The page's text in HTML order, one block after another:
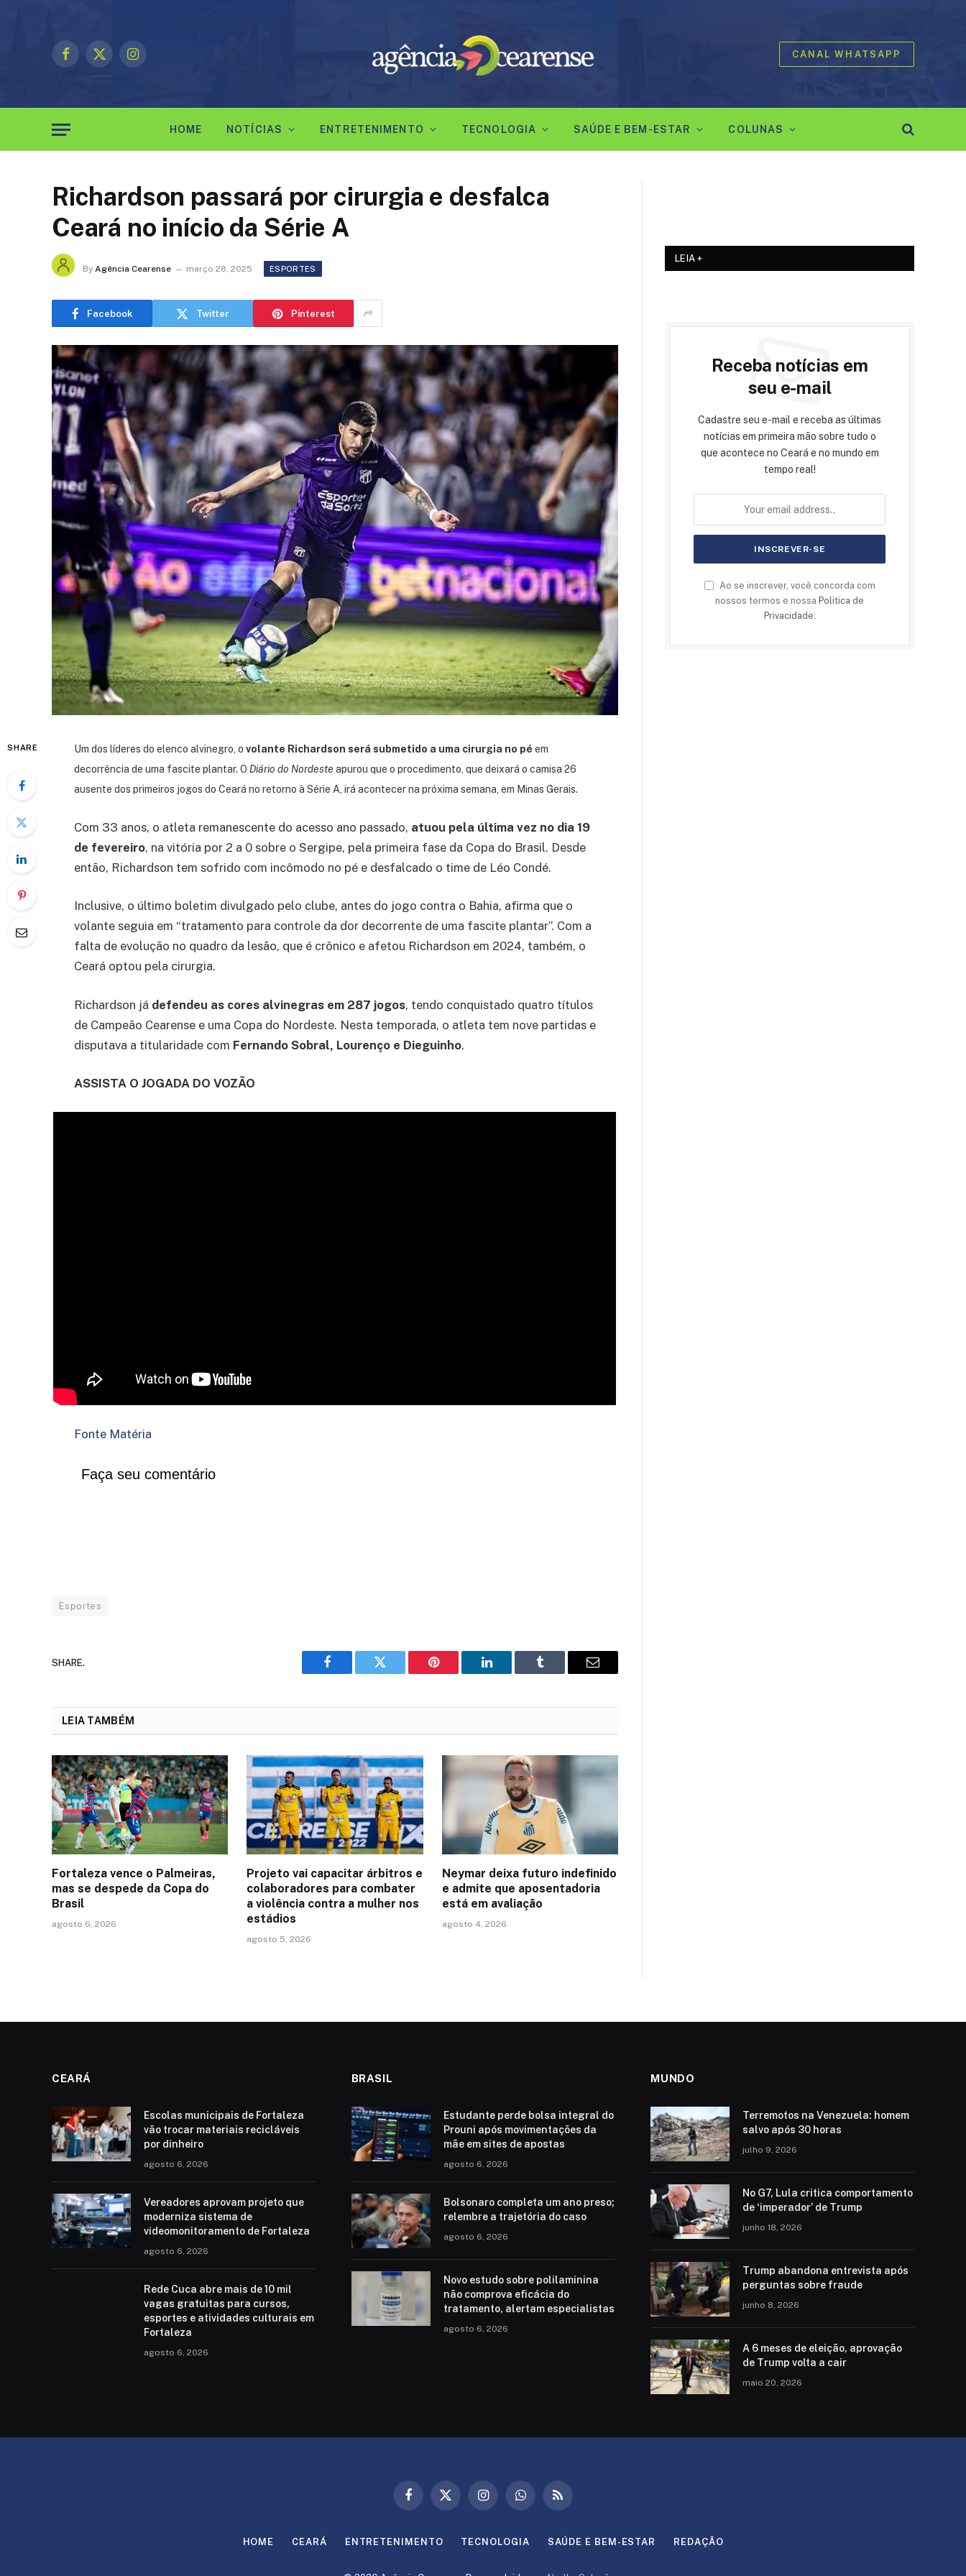
Facebook
X
Instagram
CANAL WHATSAPP
HOME NOTÍCIAS ENTRETENIMENTO TECNOLOGIA SAÚDE E BEM-ESTAR COLUNAS
Richardson passará por cirurgia e desfalca
Ceará no início da Série A
By Agência Cearense março 28, 2025 ESPORTES
Facebook Twitter Pinterest
SHARE Um dos líderes do elenco alvinegro, o volante Richardson será submetido a uma cirurgia no pé em
decorrência de uma fascite plantar. O Diário do Nordeste apurou que o procedimento, que deixará o camisa 26
ausente dos primeiros jogos do Ceará no retorno à Série A, irá acontecer na próxima semana, em Minas Gerais.
Com 33 anos, o atleta remanescente do acesso ano passado, atuou pela última vez no dia 19
de fevereiro, na vitória por 2 a 0 sobre o Sergipe, pela primeira fase da Copa do Brasil. Desde
então, Richardson tem sofrido com incômodo no pé e desfalcado o time de Léo Condé.
Inclusive, o último boletim divulgado pelo clube, antes do jogo contra o Bahia, afirma que o
volante seguia em “tratamento para controle da dor decorrente de uma fascite plantar”. Com a
falta de evolução no quadro da lesão, que é crônico e afetou Richardson em 2024, também, o
Ceará optou pela cirurgia.
Richardson já defendeu as cores alvinegras em 287 jogos, tendo conquistado quatro títulos
de Campeão Cearense e uma Copa do Nordeste. Nesta temporada, o atleta tem nove partidas e
disputava a titularidade com Fernando Sobral, Lourenço e Dieguinho.
ASSISTA O JOGADA DO VOZÃO
Fonte Matéria
Faça seu comentário
Esportes
SHARE.
Facebook Twitter Pinterest LinkedIn Tumblr Email
LEIA TAMBÉM
Fortaleza vence o Palmeiras,
mas se despede da Copa do
Brasil
agosto 6, 2026
Projeto vai capacitar árbitros e
colaboradores para combater
a violência contra a mulher nos
estádios
agosto 5, 2026
Neymar deixa futuro indefinido
e admite que aposentadoria
está em avaliação
agosto 4, 2026
LEIA +
Receba notícias em
seu e-mail
Cadastre seu e-mail e receba as últimas
notícias em primeira mão sobre tudo o
que acontece no Ceará e no mundo em
tempo real!
Ao se inscrever, você concorda com
nossos termos e nossa Politica de
Privacidade.
CEARÁ
Escolas municipais de Fortaleza
vão trocar materiais recicláveis
por dinheiro
agosto 6, 2026
Vereadores aprovam projeto que
moderniza sistema de
videomonitoramento de Fortaleza
agosto 6, 2026
Rede Cuca abre mais de 10 mil
vagas gratuitas para cursos,
esportes e atividades culturais em
Fortaleza
agosto 6, 2026
BRASIL
Estudante perde bolsa integral do
Prouni após movimentações da
mãe em sites de apostas
agosto 6, 2026
Bolsonaro completa um ano preso;
relembre a trajetória do caso
agosto 6, 2026
Novo estudo sobre polilaminina
não comprova eficácia do
tratamento, alertam especialistas
agosto 6, 2026
MUNDO
Terremotos na Venezuela: homem
salvo após 30 horas
julho 9, 2026
No G7, Lula critica comportamento
de ‘imperador’ de Trump
junho 18, 2026
Trump abandona entrevista após
perguntas sobre fraude
junho 8, 2026
A 6 meses de eleição, aprovação
de Trump volta a cair
maio 20, 2026
Facebook
X
InstagramWhatsAppRSS
HOME CEARÁ ENTRETENIMENTO TECNOLOGIA SAÚDE E BEM-ESTAR REDAÇÃO